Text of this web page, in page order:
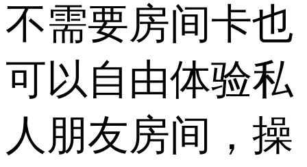
不需要房间卡也
可以自由体验私
人朋友房间，操